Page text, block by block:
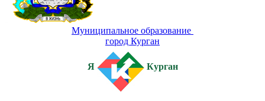
Муниципальное образование
город Курган
Я Курган